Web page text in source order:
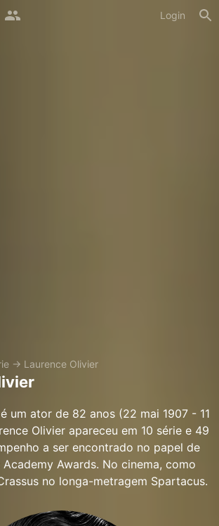
Login
→ Laurence Olivier
um ator de 82 anos (22 mai 1907 - 11
Olivier apareceu em 10 série e 49
a ser encontrado no papel de
Academy Awards. No cinema, como
no longa-metragem Spartacus.